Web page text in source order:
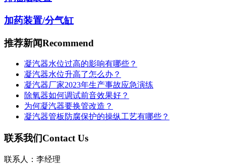
加药装置/分气缸
推荐新闻Recommend
凝汽器水位过高的影响有哪些？
凝汽器水位升高了怎么办？
凝汽器厂家2023年生产事故应急演练
除氧器如何调试前音效果好？
为何凝汽器要换管改造？
凝汽器管板防腐保护的操纵工艺有哪些？
联系我们Contact Us
联系人：李经理